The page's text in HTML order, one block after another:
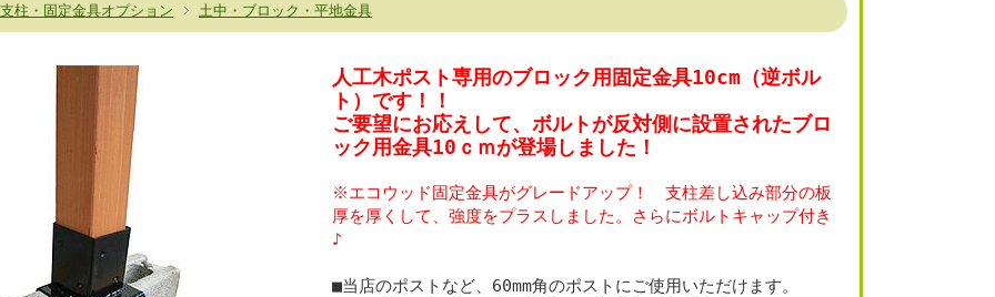
支柱・固定金具オプション 土中・ブロック・平地金具
人工木ポスト専用のブロック用固定金具10cm（逆ボル
ト）です！！
ご要望にお応えして、ボルトが反対側に設置されたブロ
ック用金具10ｃｍが登場しました！
※エコウッド固定金具がグレードアップ！ 支柱差し込み部分の板
厚を厚くして、強度をプラスしました。さらにボルトキャップ付き
♪
■当店のポストなど、60mm角のポストにご使用いただけます。